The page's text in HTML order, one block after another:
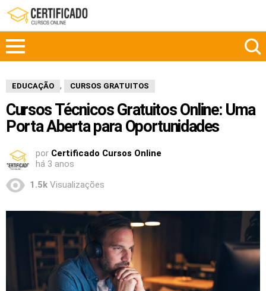
EDUCAÇÃO , CURSOS GRATUITOS
Cursos Técnicos Gratuitos Online: Uma
Porta Aberta para Oportunidades
por Certificado Cursos Online
há 3 anos
1.5k Visualizações